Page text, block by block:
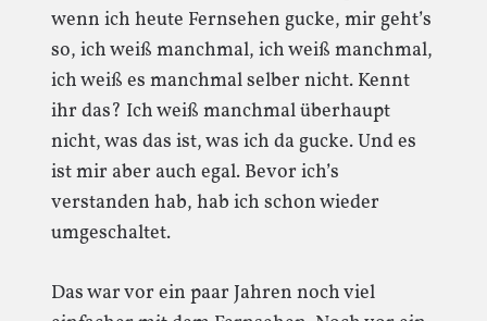
wenn ich heute Fernsehen gucke, mir geht’s
so, ich weiß manchmal, ich weiß manchmal,
ich weiß es manchmal selber nicht. Kennt
ihr das? Ich weiß manchmal überhaupt
nicht, was das ist, was ich da gucke. Und es
ist mir aber auch egal. Bevor ich’s
verstanden hab, hab ich schon wieder
umgeschaltet.
Das war vor ein paar Jahren noch viel